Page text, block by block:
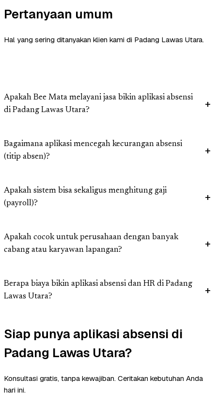
Pertanyaan umum
Hal yang sering ditanyakan klien kami di Padang Lawas Utara.
Apakah Bee Mata melayani jasa bikin aplikasi absensi
di Padang Lawas Utara?
Bagaimana aplikasi mencegah kecurangan absensi
(titip absen)?
Apakah sistem bisa sekaligus menghitung gaji
(payroll)?
Apakah cocok untuk perusahaan dengan banyak
cabang atau karyawan lapangan?
Berapa biaya bikin aplikasi absensi dan HR di Padang
Lawas Utara?
Siap punya aplikasi absensi di
Padang Lawas Utara?
Konsultasi gratis, tanpa kewajiban. Ceritakan kebutuhan Anda
hari ini.